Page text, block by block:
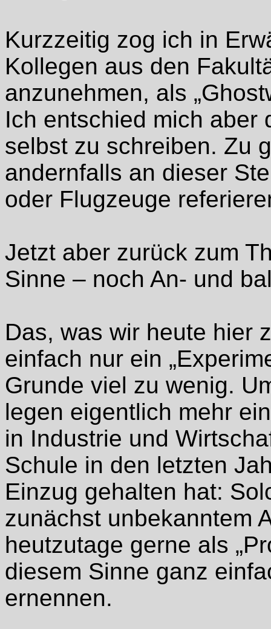
Kurzzeitig zog ich in
Kollegen aus den
anzunehmen, als
Ich entschied mich aber
selbst zu schreiben. Zu
andernfalls an dieser
oder Flugzeuge
Jetzt aber zurück zum
Sinne – noch An- und
Das, was wir heute hier
einfach nur ein
Grunde viel zu wenig.
legen eigentlich mehr
in Industrie und
Schule in den letzten
Einzug gehalten hat:
zunächst unbekanntem
heutzutage gerne als
diesem Sinne ganz
ernennen.